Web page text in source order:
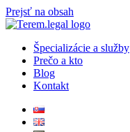
Prejsť na obsah
Špecializácie a služby
Prečo a kto
Blog
Kontakt